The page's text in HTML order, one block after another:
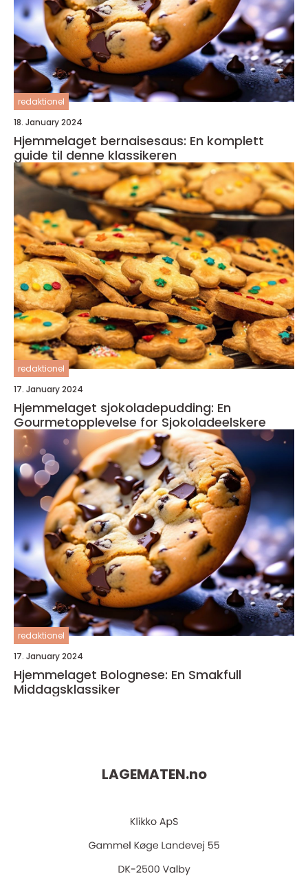
redaktionel
18. January 2024
Hjemmelaget bernaisesaus: En komplett
guide til denne klassikeren
redaktionel
17. January 2024
Hjemmelaget sjokoladepudding: En
Gourmetopplevelse for Sjokoladeelskere
redaktionel
17. January 2024
Hjemmelaget Bolognese: En Smakfull
Middagsklassiker
LAGEMATEN.no